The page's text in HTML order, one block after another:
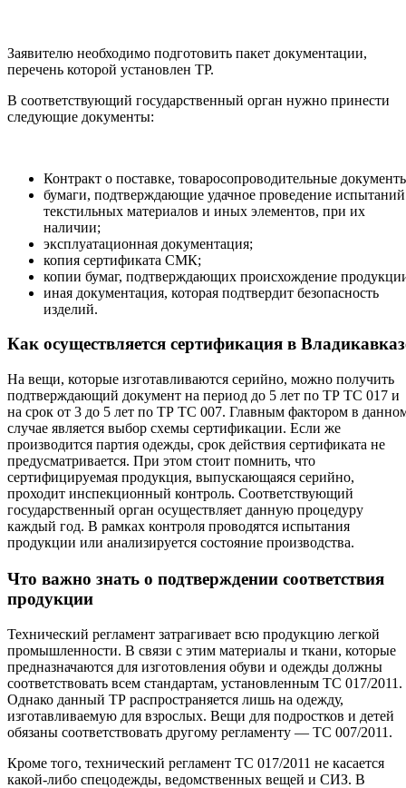
Заявителю необходимо подготовить пакет документации,
перечень которой установлен ТР.
В соответствующий государственный орган нужно принести
следующие документы:
Контракт о поставке, товаросопроводительные
бумаги, подтверждающие удачное проведение испытаний
текстильных материалов и иных элементов, при их
наличии;
эксплуатационная документация;
копия сертификата СМК;
копии бумаг, подтверждающих происхождение
иная документация, которая подтвердит безопасность
изделий.
Как осуществляется сертификация в
На вещи, которые изготавливаются серийно, можно получить
подтверждающий документ на период до 5 лет по ТР ТС 017 и
на срок от 3 до 5 лет по ТР ТС 007. Главным фактором в
случае является выбор схемы сертификации. Если же
производится партия одежды, срок действия сертификата не
предусматривается. При этом стоит помнить, что
сертифицируемая продукция, выпускающаяся серийно,
проходит инспекционный контроль. Соответствующий
государственный орган осуществляет данную процедуру
каждый год. В рамках контроля проводятся испытания
продукции или анализируется состояние производства.
Что важно знать о подтверждении соответствия
продукции
Технический регламент затрагивает всю продукцию легкой
промышленности. В связи с этим материалы и ткани, которые
предназначаются для изготовления обуви и одежды должны
соответствовать всем стандартам, установленным ТС 017/2011.
Однако данный ТР распространяется лишь на одежду,
изготавливаемую для взрослых. Вещи для подростков и детей
обязаны соответствовать другому регламенту — ТС 007/2011.
Кроме того, технический регламент ТС 017/2011 не касается
какой-либо спецодежды, ведомственных вещей и СИЗ. В